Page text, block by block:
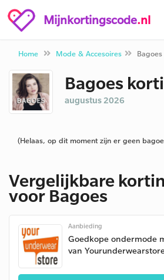
Mijnkortingscode.nl
Home Mode & Accesoires
Bagoes
augustus 2026
(Helaas, op dit moment zijn er geen
Vergelijkbare
voor Bagoes
Aanbieding
Goedkope ondermode
van